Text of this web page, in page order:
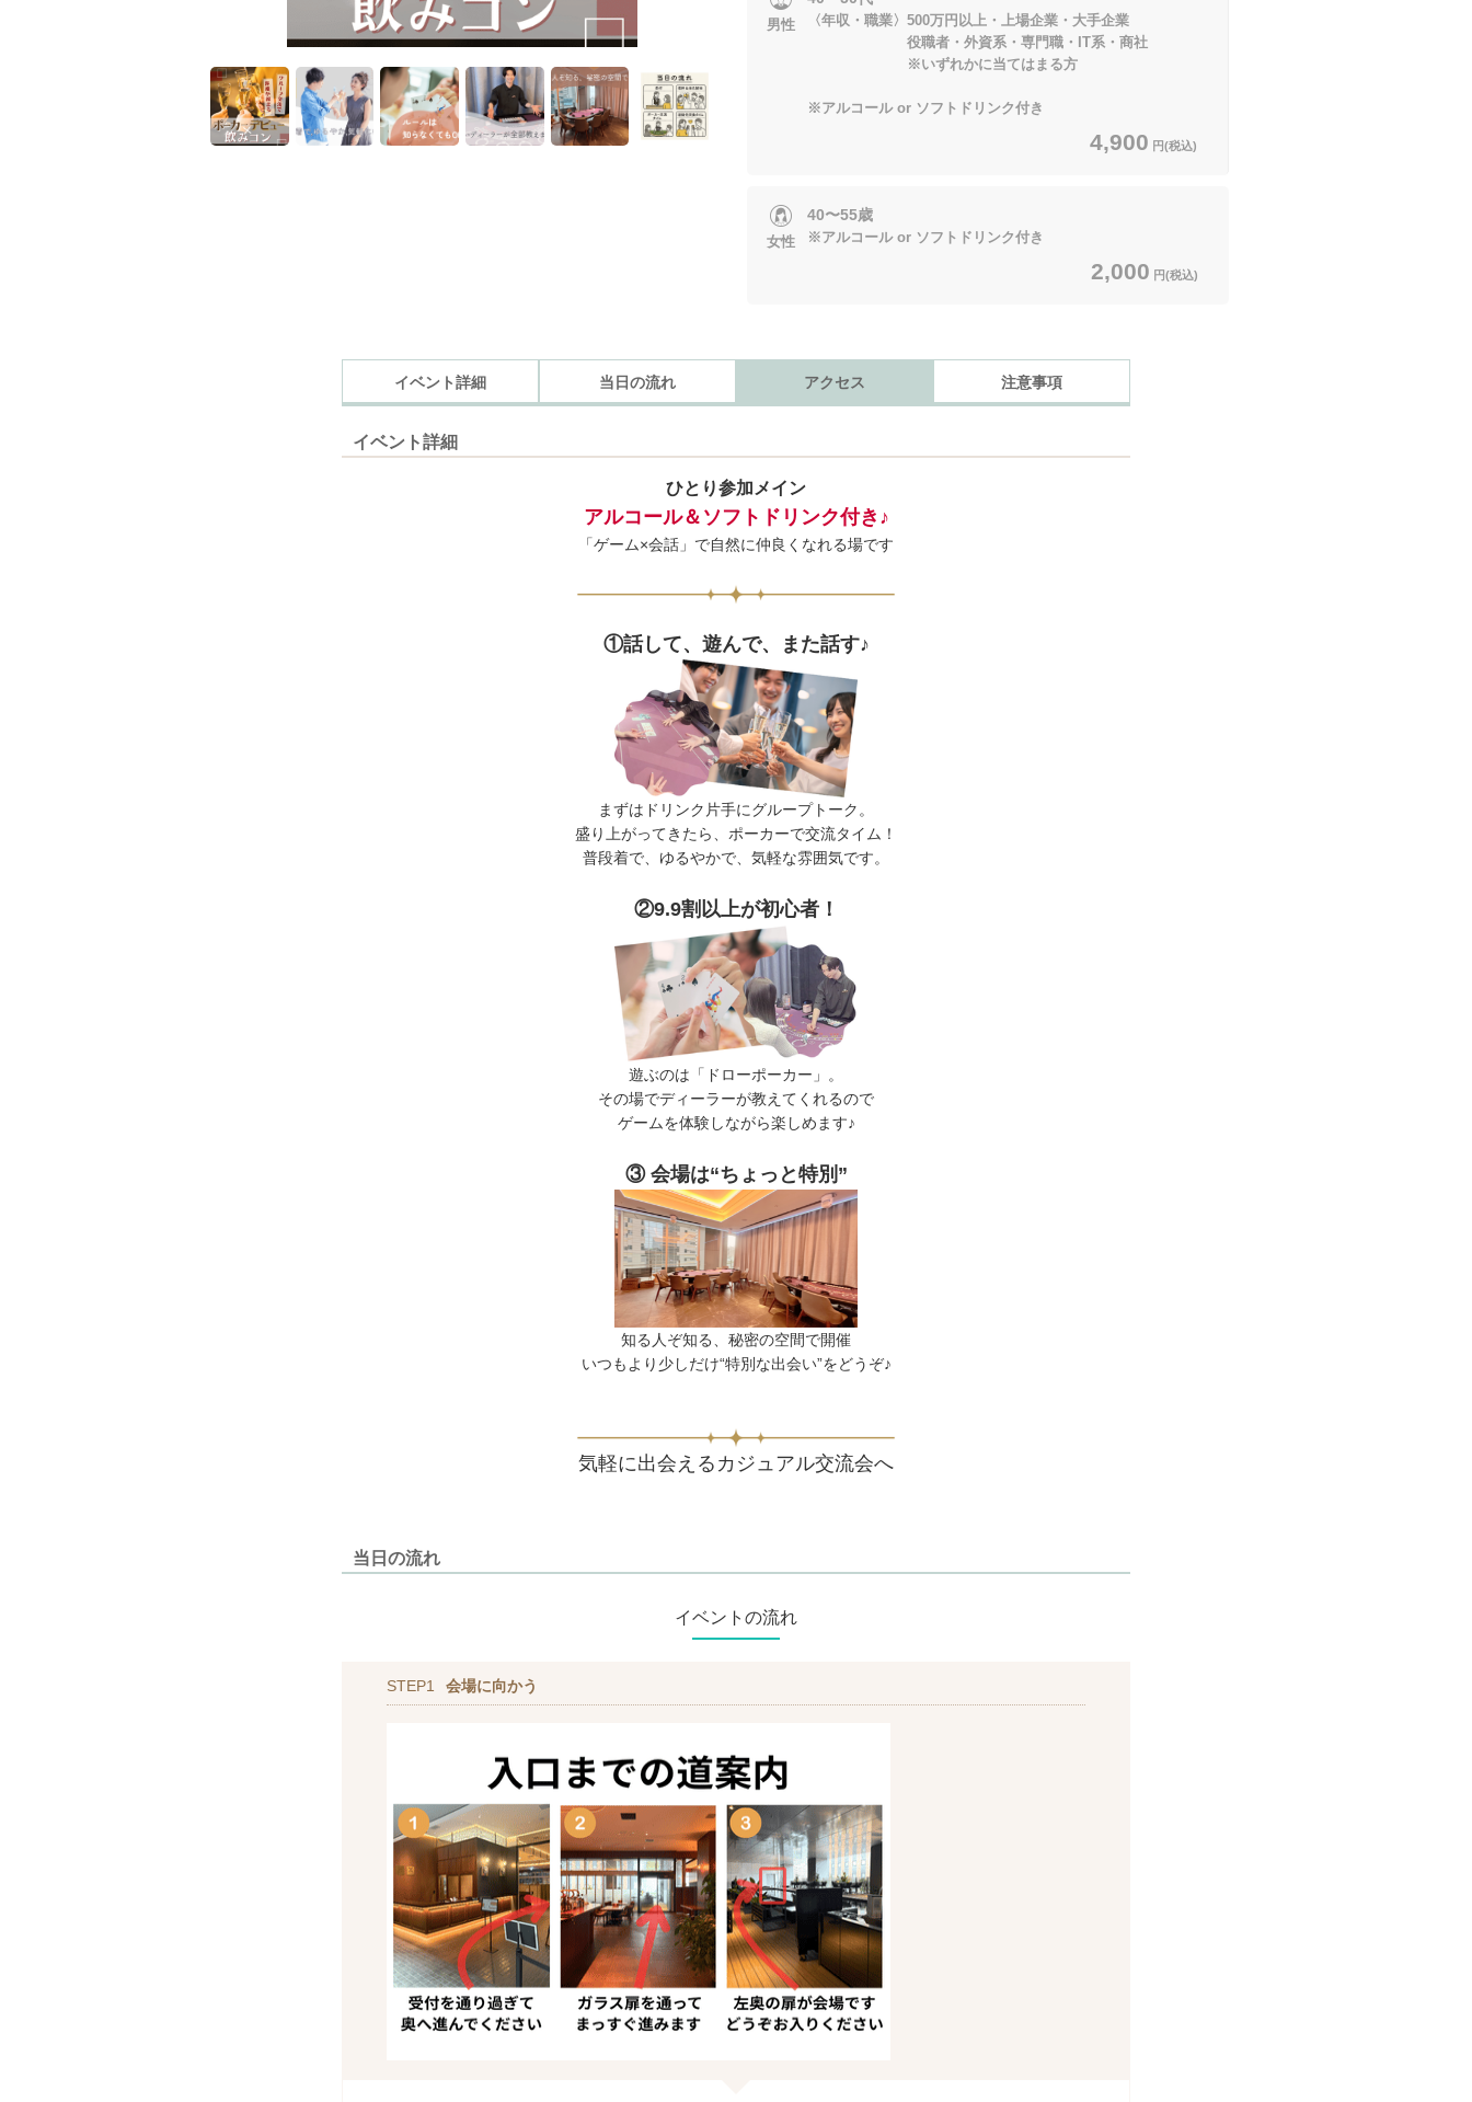
男性
〈年収・職業〉500万円以上・上場企業・大手企業
役職者・外資系・専門職・IT系・商社
※いずれかに当てはまる方
※アルコール or ソフトドリンク付き
4,900 円(税込)
女性
40〜55歳
※アルコール or ソフトドリンク付き
2,000 円(税込)
イベント詳細 当日の流れ アクセス 注意事項
イベント詳細
ひとり参加メイン
アルコール＆ソフトドリンク付き♪
「ゲーム×会話」で自然に仲良くなれる場です
①話して、遊んで、また話す♪
まずはドリンク片手にグループトーク。
盛り上がってきたら、ポーカーで交流タイム！
普段着で、ゆるやかで、気軽な雰囲気です。
②9.9割以上が初心者！
遊ぶのは「ドローポーカー」。
その場でディーラーが教えてくれるので
ゲームを体験しながら楽しめます♪
③ 会場は“ちょっと特別”
知る人ぞ知る、秘密の空間で開催
いつもより少しだけ“特別な出会い”をどうぞ♪
気軽に出会えるカジュアル交流会へ
当日の流れ
イベントの流れ
STEP1 会場に向かう